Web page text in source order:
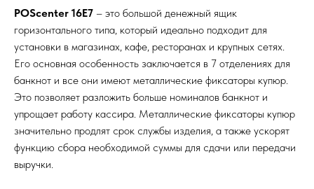
POScenter 16E7 – это большой денежный ящик
горизонтального типа, который идеально подходит для
установки в магазинах, кафе, ресторанах и крупных сетях.
Его основная особенность заключается в 7 отделениях для
банкнот и все они имеют металлические фиксаторы купюр.
Это позволяет разложить больше номиналов банкнот и
упрощает работу кассира. Металлические фиксаторы купюр
значительно продлят срок службы изделия, а также ускорят
функцию сбора необходимой суммы для сдачи или передачи
выручки.